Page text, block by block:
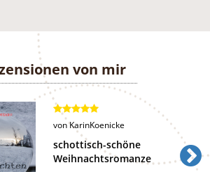
von mir
vonKarinKoenicke
schottisch-schöne
Weihnachtsromanze